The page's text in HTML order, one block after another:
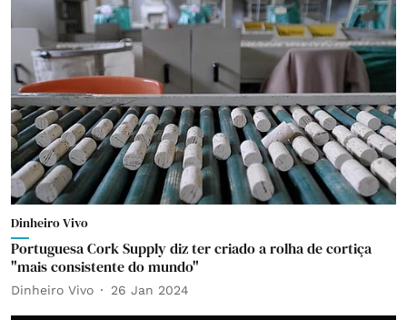
Dinheiro Vivo
Portuguesa Cork Supply diz ter criado a rolha de cortiça
"mais consistente do mundo"
Dinheiro Vivo 26 Jan 2024